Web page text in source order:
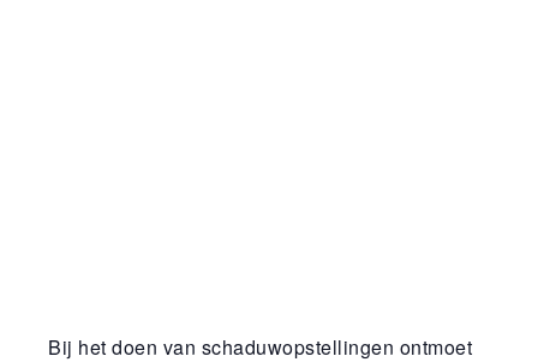
Bij het doen van schaduwopstellingen ontmoet